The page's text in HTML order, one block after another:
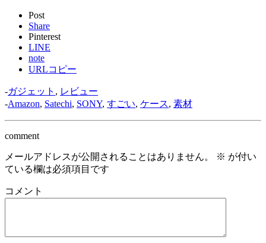
Post
Share
Pinterest
LINE
note
URLコピー
-ガジェット , レビュー
-Amazon, Satechi, SONY, すごい, ケース, 素材
comment
メールアドレスが公開されることはありません。 ※ が付い
ている欄は必須項目です
コメント